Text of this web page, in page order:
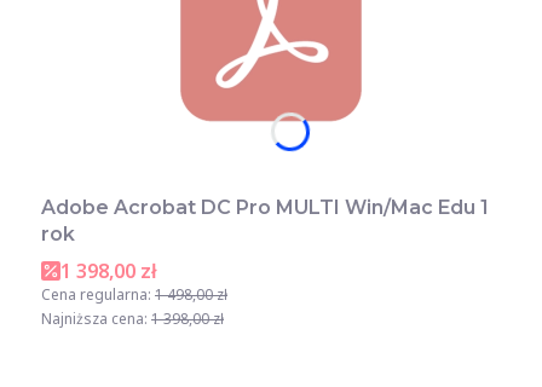
Adobe Acrobat DC Pro MULTI Win/Mac Edu 1
rok
1 398,00 zł
Cena regularna: 1 498,00 zł
Najniższa cena: 1 398,00 zł